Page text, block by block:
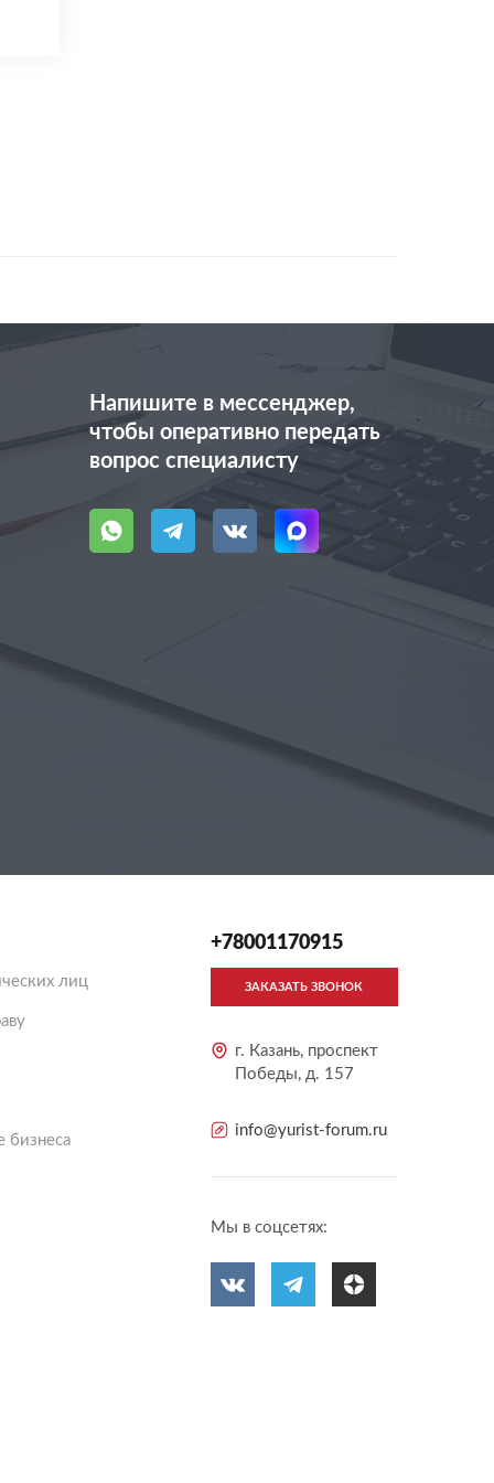
Напишите в мессенджер,
чтобы оперативно передать
вопрос специалисту
лиц
бизнеса
+78001170915
ЗАКАЗАТЬ ЗВОНОК
г. Казань, проспект
Победы, д. 157
info@yurist-forum.ru
Мы в соцсетях: